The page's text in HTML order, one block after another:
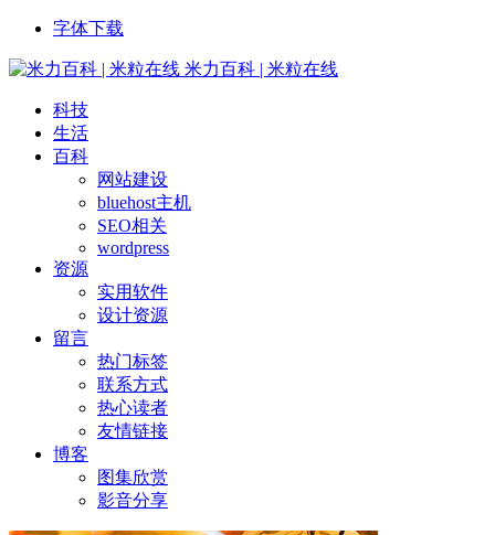
字体下载
米力百科 | 米粒在线
科技
生活
百科
网站建设
bluehost主机
SEO相关
wordpress
资源
实用软件
设计资源
留言
热门标签
联系方式
热心读者
友情链接
博客
图集欣赏
影音分享